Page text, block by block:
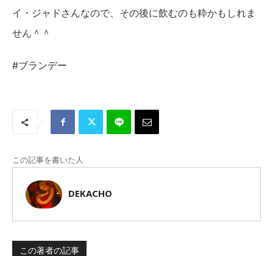
イ・ジャドさんなので、その後に飲むのも粋かもしれま
せん＾＾
#ブランデー
この記事を書いた人
DEKACHO
この著者の記事